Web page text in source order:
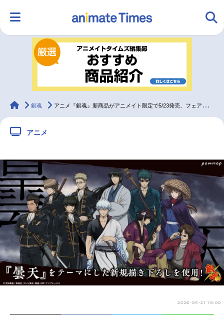
ランキング アニメ
ラジオ
2.5次元 配信・Vtuber トレンド 無料マンガ
最新記事一覧
アニメ記事一覧 声優記事一覧
アニメ映画一覧 実写化映画一覧
今期アニメ曜日別一覧
春アニメ 夏アニメ
animateTimes
銀魂 アニメ『銀魂』新商品がアニメイト限定で5/23発売、フェア開催も
アニメ
2026-05-21 10:00